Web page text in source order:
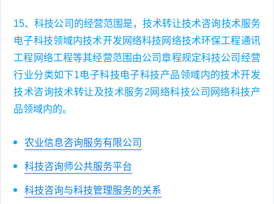
15、科技公司的经营范围是，技术转让技术咨询技术服务
电子科技领域内技术开发网络科技网络技术环保工程通讯
工程网络工程等其经营范围由公司章程规定科技公司经营
行业分类如下1电子科技电子科技产品领域内的技术开发
技术咨询技术转让及技术服务2网络科技公司网络科技产
品领域内的。
农业信息咨询服务有限公司
科技咨询师公共服务平台
科技咨询与科技管理服务的关系